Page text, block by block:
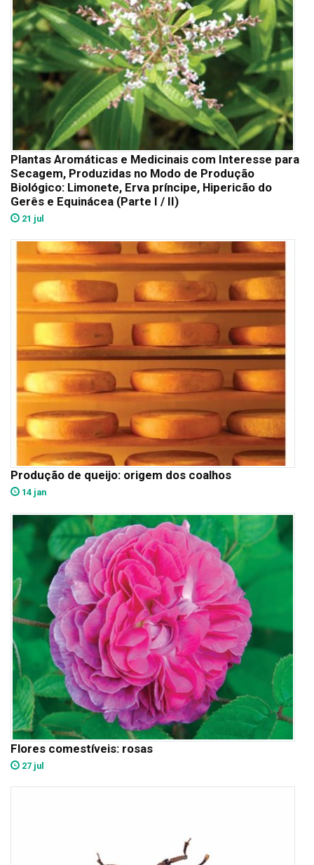
Plantas Aromáticas e Medicinais com Interesse para
Secagem, Produzidas no Modo de Produção
Biológico: Limonete, Erva príncipe, Hipericão do
Gerês e Equinácea (Parte I / II)
21 jul
Produção de queijo: origem dos coalhos
14 jan
Flores comestíveis: rosas
27 jul